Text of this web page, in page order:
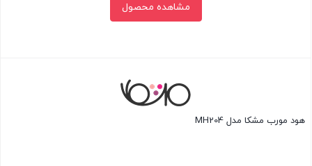
مشاهده محصول
هود مورب مشکا مدل MH204